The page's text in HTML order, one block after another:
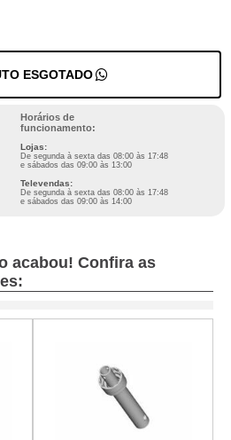
ESGOTADO
Horários de
funcionamento:
Lojas:
De segunda à sexta das 08:00 às 17:48
e sábados das 09:00 às 13:00
Televendas:
De segunda à sexta das 08:00 às 17:48
e sábados das 09:00 às 14:00
acabou! Confira as